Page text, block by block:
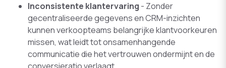
Inconsistente klantervaring - Zonder
gecentraliseerde gegevens en CRM-inzichten
kunnen verkoopteams belangrijke klantvoorkeuren
missen, wat leidt tot onsamenhangende
communicatie die het vertrouwen ondermijnt en de